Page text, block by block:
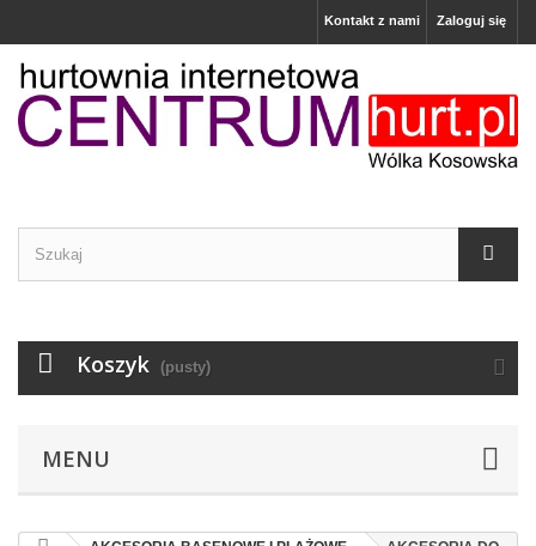
Zaloguj się
Kontakt z nami
Koszyk (pusty)
MENU